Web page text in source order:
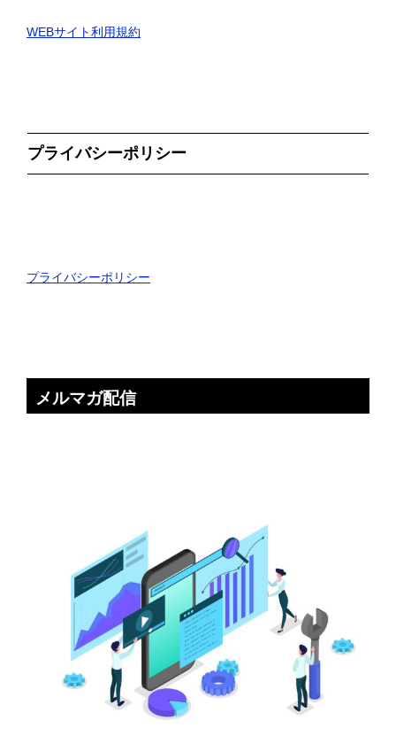
WEBサイト利用規約
プライバシーポリシー
プライバシーポリシー
メルマガ配信